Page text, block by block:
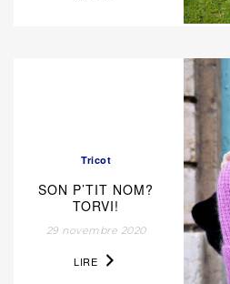
Tricot
SON P’TIT NOM?
TORVI!
29 novembre 2020
LIRE